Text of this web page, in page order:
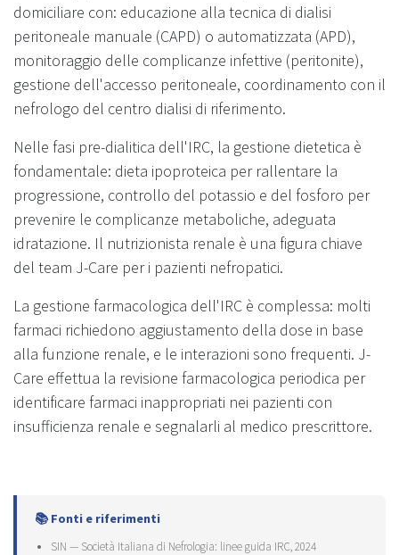
domiciliare con: educazione alla tecnica di dialisi
peritoneale manuale (CAPD) o automatizzata (APD),
monitoraggio delle complicanze infettive (peritonite),
gestione dell'accesso peritoneale, coordinamento con il
nefrologo del centro dialisi di riferimento.
Nelle fasi pre-dialitica dell'IRC, la gestione dietetica è
fondamentale: dieta ipoproteica per rallentare la
progressione, controllo del potassio e del fosforo per
prevenire le complicanze metaboliche, adeguata
idratazione. Il nutrizionista renale è una figura chiave
del team J-Care per i pazienti nefropatici.
La gestione farmacologica dell'IRC è complessa: molti
farmaci richiedono aggiustamento della dose in base
alla funzione renale, e le interazioni sono frequenti. J-
Care effettua la revisione farmacologica periodica per
identificare farmaci inappropriati nei pazienti con
insufficienza renale e segnalarli al medico prescrittore.
📚 Fonti e riferimenti
SIN — Società Italiana di Nefrologia: linee guida IRC, 2024